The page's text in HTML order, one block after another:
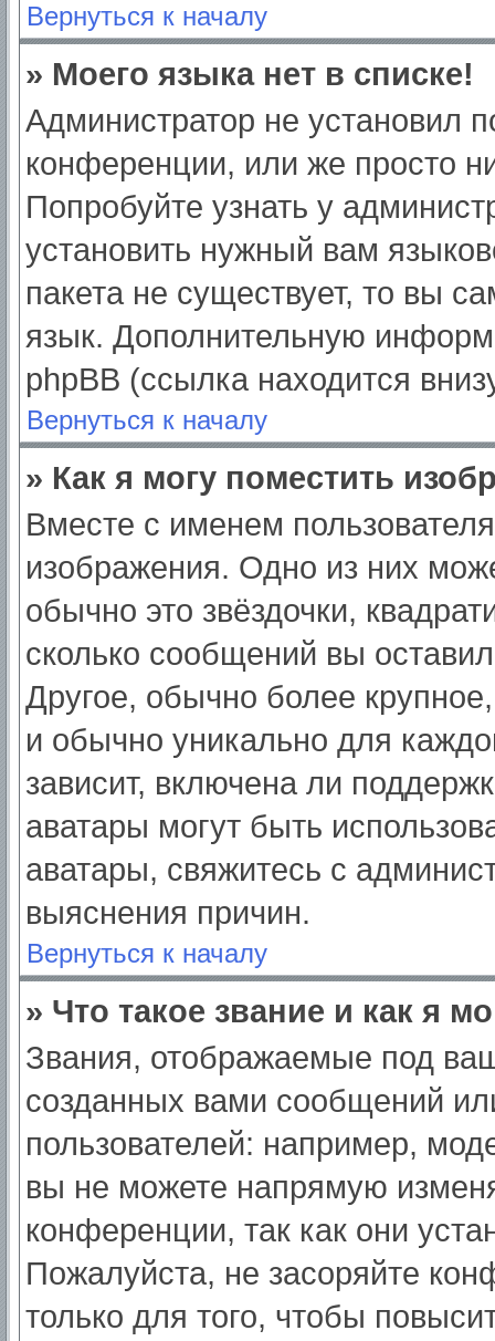
Вернуться к началу
» Моего языка нет в списке!
Администратор не установил
конференции, или же просто
Попробуйте узнать у
установить нужный вам
пакета не существует, то вы
язык. Дополнительную
phpBB (ссылка находится
Вернуться к началу
» Как я могу поместить
Вместе с именем
изображения. Одно из них
обычно это звёздочки,
сколько сообщений вы
Другое, обычно более
и обычно уникально для
зависит, включена ли
аватары могут быть
аватары, свяжитесь с
выяснения причин.
Вернуться к началу
» Что такое звание и как я
Звания, отображаемые под
созданных вами сообщений
пользователей: например,
вы не можете напрямую
конференции, так как они
Пожалуйста, не засоряйте
только для того, чтобы